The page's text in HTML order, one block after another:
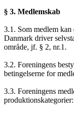
§ 3. Medlemskab
3.1. Som medlem
Danmark driver
område, jf. § 2, nr.1.
3.2. Foreningens
betingelserne for
3.3. Foreningens
produktionskategorier: